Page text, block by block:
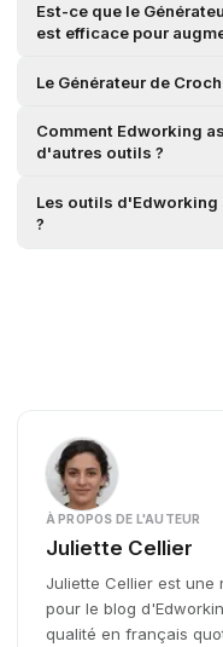
Est-ce que le
est efficace pour
Le Générateur de
Comment Edworking
d'autres outils ?
Les outils
?
À PROPOS DE L'AUTEUR
Juliette Cellier
Juliette Cellier est
pour le blog
qualité en français